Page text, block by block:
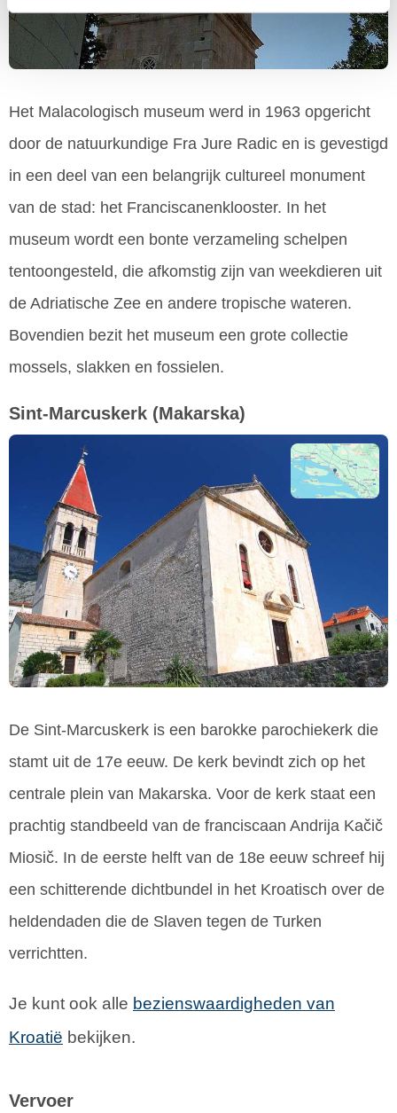
Het Malacologisch museum werd in 1963 opgericht
door de natuurkundige Fra Jure Radic en is gevestigd
in een deel van een belangrijk cultureel monument
van de stad: het Franciscanenklooster. In het
museum wordt een bonte verzameling schelpen
tentoongesteld, die afkomstig zijn van weekdieren uit
de Adriatische Zee en andere tropische wateren.
Bovendien bezit het museum een grote collectie
mossels, slakken en fossielen.
Sint-Marcuskerk (Makarska)
De Sint-Marcuskerk is een barokke parochiekerk die
stamt uit de 17e eeuw. De kerk bevindt zich op het
centrale plein van Makarska. Voor de kerk staat een
prachtig standbeeld van de franciscaan Andrija Kačič
Miosič. In de eerste helft van de 18e eeuw schreef hij
een schitterende dichtbundel in het Kroatisch over de
heldendaden die de Slaven tegen de Turken
verrichtten.
Je kunt ook alle bezienswaardigheden van
Kroatië bekijken.
Vervoer